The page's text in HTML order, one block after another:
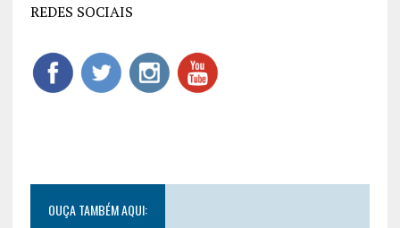
REDES SOCIAIS
OUÇA TAMBÉM AQUI: